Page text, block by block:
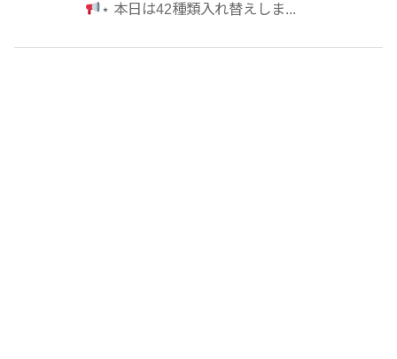
⋆ 本日は42種類入れ替えしま...